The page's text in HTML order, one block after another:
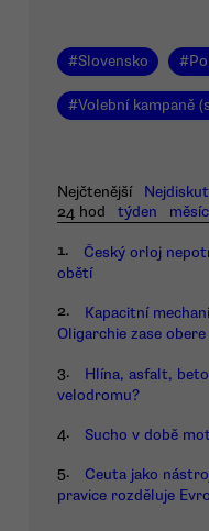
#Slovensko #
#Volební kampaně
Nejčtenější
24 hod
týden měsíc
1.
Český orloj
obětí
2.
Kapacitní
Oligarchie zase
3.
Hlína, asfalt,
velodromu?
4. Sucho v době
5.
Ceuta jako
pravice rozděluje